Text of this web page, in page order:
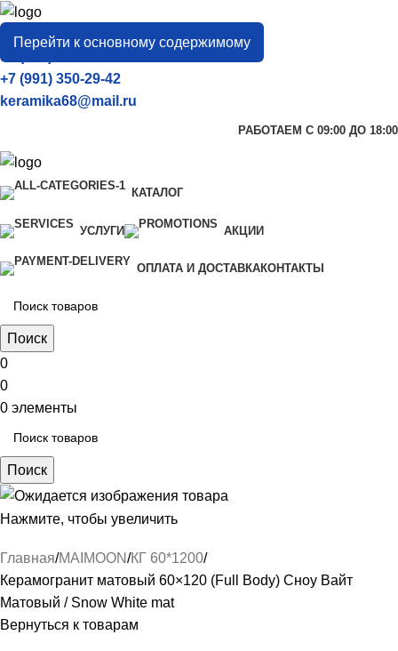
Перейти к основному содержимому
город
Тамбов
+7 (906) 657-33-54
+7 (991) 350-29-42
keramika68@mail.ru
РАБОТАЕМ С 09:00 ДО 18:00
КАТАЛОГ
УСЛУГИ АКЦИИ
ОПЛАТА И ДОСТАВКАКОНТАКТЫ
Поиск
0
0
0 элементы
Поиск
Нажмите, чтобы увеличить
Главная MAIMOON КГ 60*1200
Керамогранит матовый 60×120 (Full Body) Сноу Вайт
Матовый / Snow White mat
Вернуться к товарам